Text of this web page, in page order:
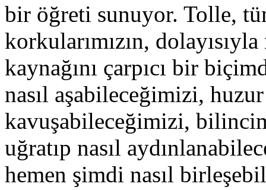
bir öğreti sunuyor. Tolle,
korkularımızın,
kaynağını çarpıcı bir
nasıl aşabileceğimizi,
kavuşabileceğimizi,
uğratıp nasıl
hemen şimdi nasıl